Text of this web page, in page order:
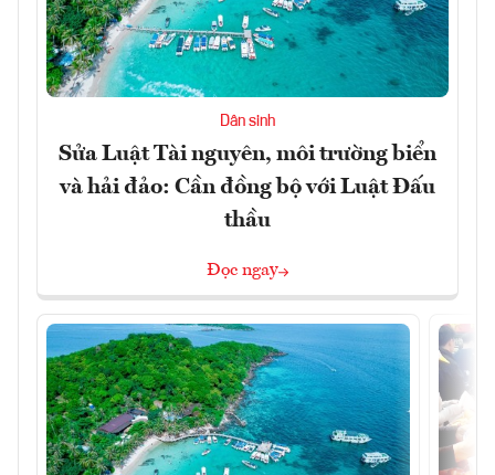
Dân sinh
Sửa Luật Tài nguyên, môi trường biển
và hải đảo: Cần đồng bộ với Luật Đấu
thầu
Đọc ngay